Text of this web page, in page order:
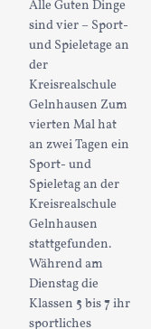
Alle Guten Dinge
sind vier – Sport-
und Spieletage an
der
Kreisrealschule
Gelnhausen Zum
vierten Mal hat
an zwei Tagen ein
Sport- und
Spieletag an der
Kreisrealschule
Gelnhausen
stattgefunden.
Während am
Dienstag die
Klassen 5 bis 7 ihr
sportliches